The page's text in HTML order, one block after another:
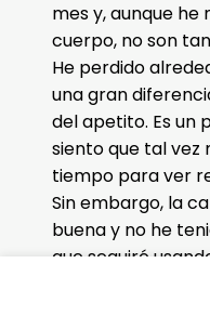
mes y, aunque
cuerpo, no son
He perdido
una gran
del apetito. Es
siento que tal vez
tiempo para ver
Sin embargo, la
buena y no he
que seguiré